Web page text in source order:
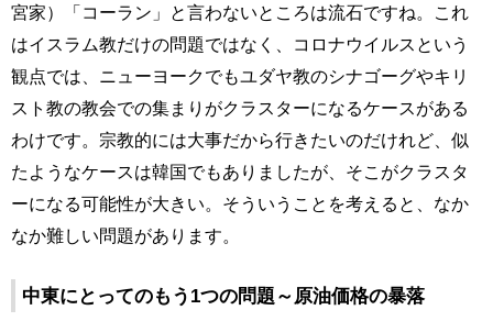
宮家）「コーラン」と言わないところは流石ですね。これ
はイスラム教だけの問題ではなく、コロナウイルスという
観点では、ニューヨークでもユダヤ教のシナゴーグやキリ
スト教の教会での集まりがクラスターになるケースがある
わけです。宗教的には大事だから行きたいのだけれど、似
たようなケースは韓国でもありましたが、そこがクラスタ
ーになる可能性が大きい。そういうことを考えると、なか
なか難しい問題があります。
中東にとってのもう1つの問題～原油価格の暴落